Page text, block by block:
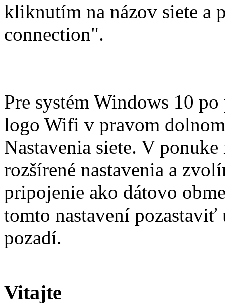
kliknutím na názov siete a
connection".
Pre systém Windows 10
logo Wifi v pravom
Nastavenia siete. V
rozšírené nastavenia a
pripojenie ako dátovo
tomto nastavení
pozadí.
Vitajte